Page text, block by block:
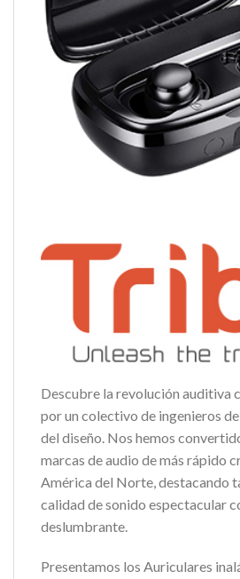
Descubre la revolución auditiva
por un colectivo de ingenieros
del diseño. Nos hemos
marcas de audio de más rápido
América del Norte, destacando
calidad de sonido espectacular
deslumbrante.
Presentamos los Auriculares